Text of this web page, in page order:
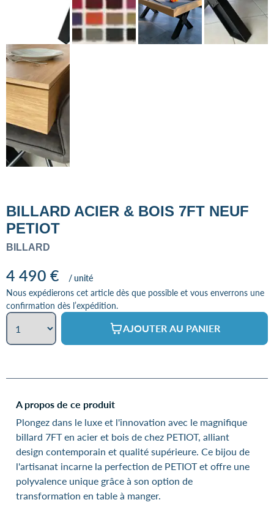
BILLARD ACIER & BOIS 7FT NEUF
PETIOT
BILLARD
4 490 €
/ unité
Nous expédierons cet article dès que possible et vous enverrons une
confirmation dès l’expédition.
AJOUTER AU PANIER
A propos de ce produit
Plongez dans le luxe et l'innovation avec le magnifique
billard 7FT en acier et bois de chez PETIOT, alliant
design contemporain et qualité supérieure. Ce bijou de
l'artisanat incarne la perfection de PETIOT et offre une
polyvalence unique grâce à son option de
transformation en table à manger.